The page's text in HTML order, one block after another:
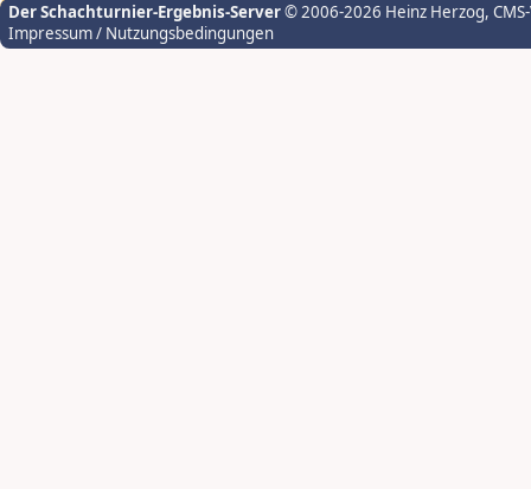
Der Schachturnier-Ergebnis-Server© 2006-2026 Heinz Herzog,
Impressum / Nutzungsbedingungen